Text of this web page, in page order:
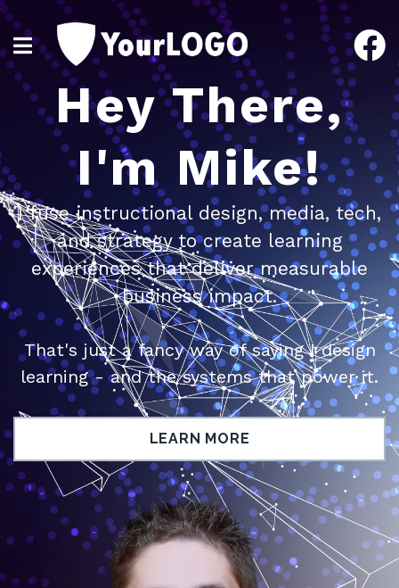
Hey There,
I'm Mike!
I fuse instructional design, media, tech,
and strategy to create learning
experiences that deliver measurable
business impact.
That's just a fancy way of saying I design
learning - and the systems that power it.
LEARN MORE